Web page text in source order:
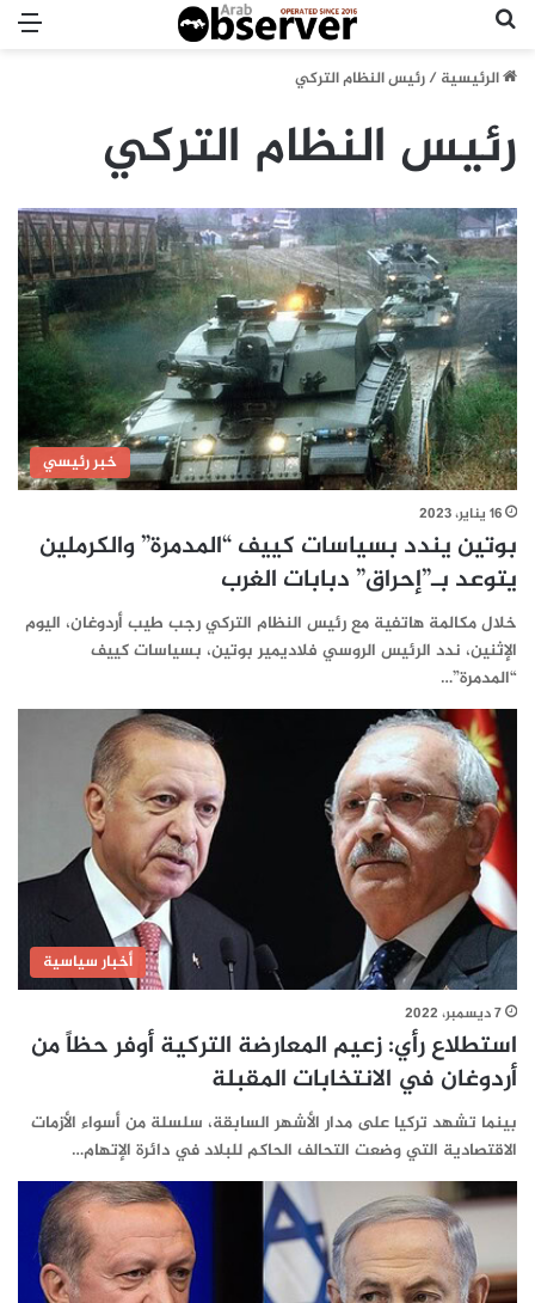
الرئيسية/رئيس النظام التركي
رئيس النظام التركي
خبر رئيسي
16 يناير، 2023
بوتين يندد بسياسات كييف “المدمرة” والكرملين
يتوعد بـ”إحراق” دبابات الغرب
خلال مكالمة هاتفية مع رئيس النظام التركي رجب طيب أردوغان، اليوم
الإثنين، ندد الرئيس الروسي فلاديمير بوتين، بسياسات كييف
“المدمرة”…
أخبار سياسية
7 ديسمبر، 2022
استطلاع رأي: زعيم المعارضة التركية أوفر حظاً من
أردوغان في الانتخابات المقبلة
بينما تشهد تركيا على مدار الأشهر السابقة، سلسلة من أسواء الأزمات
الاقتصادية التي وضعت التحالف الحاكم للبلاد في دائرة الإتهام…